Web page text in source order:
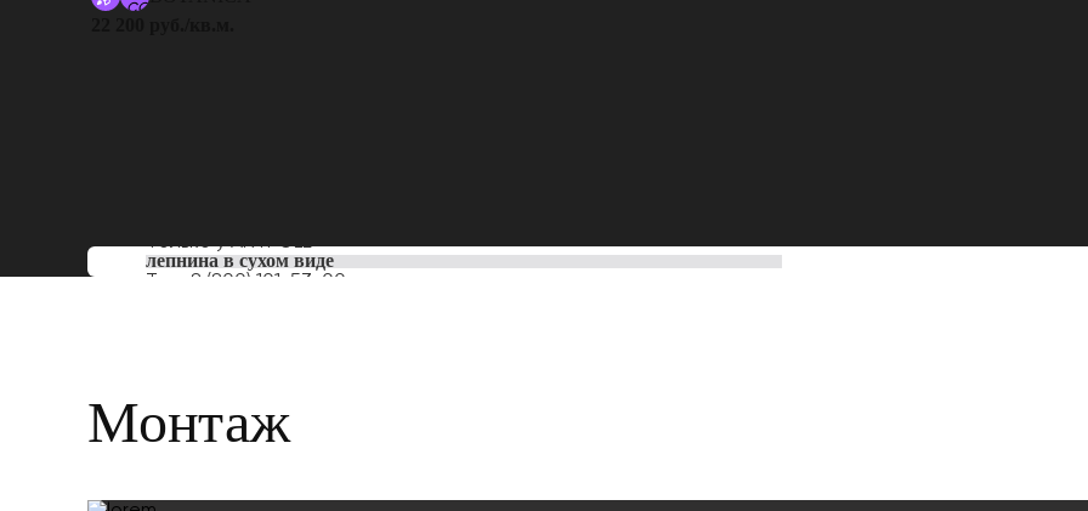
Только уARTPOLE
лепнина в сухом виде
Тел: 8 (800) 101-53-00
Монтаж